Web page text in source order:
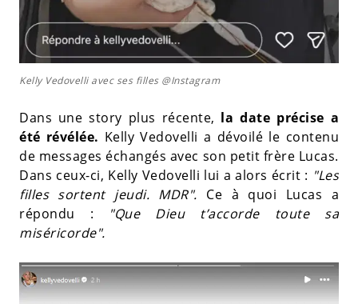
Kelly Vedovelli avec ses filles @Instagram
Dans une story plus récente, la date précise a
été révélée. Kelly Vedovelli a dévoilé le contenu
de messages échangés avec son petit frère Lucas.
Dans ceux-ci, Kelly Vedovelli lui a alors écrit : "Les
filles sortent jeudi. MDR". Ce à quoi Lucas a
répondu :
"Que Dieu t’accorde toute sa
miséricorde".